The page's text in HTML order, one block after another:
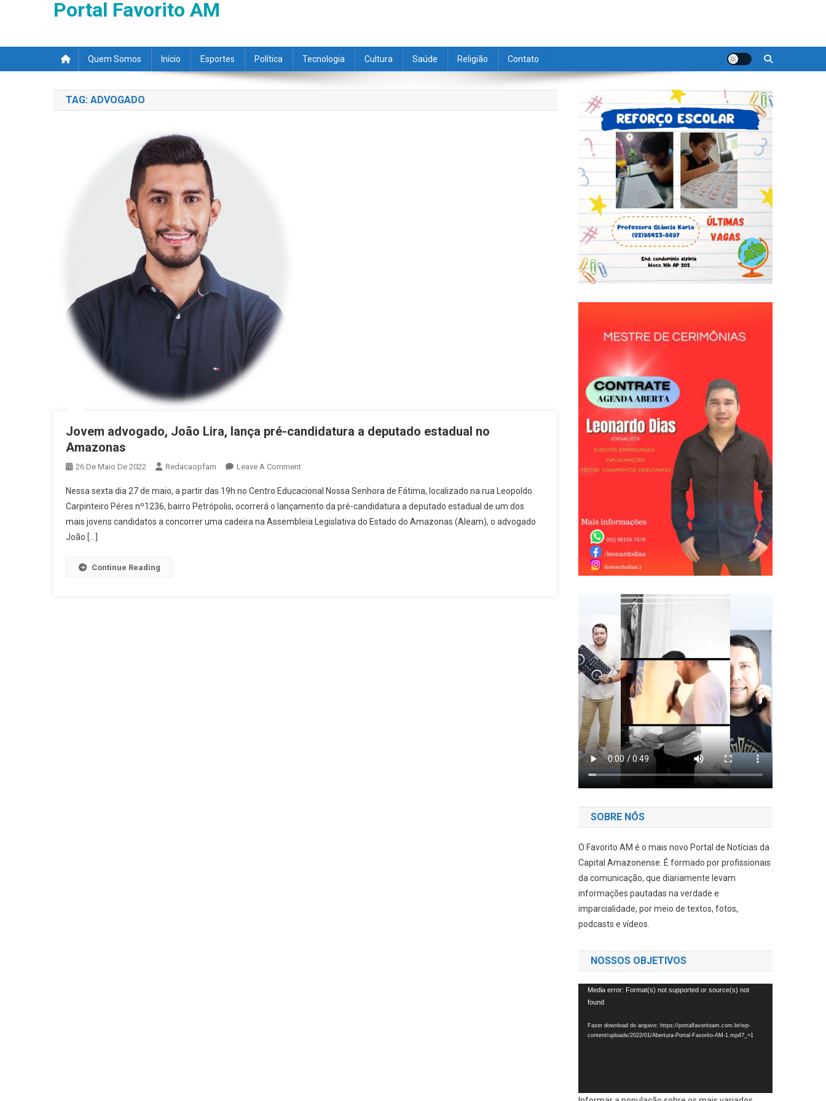
Portal Favorito AM
Quem Somos Início Esportes Política Tecnologia Cultura Saúde Religião Contato
TAG: ADVOGADO
Jovem advogado, João Lira, lança pré-candidatura a deputado estadual no
Amazonas
26 De Maio De 2022 Redacaopfam Leave A CommentOn
Advogado,
João
Lira,
Nessa sexta dia 27 de maio, a partir das 19h no Centro Educacional Nossa Senhora de Fátima, localizado na rua Leopoldo
Carpinteiro Péres nº1236, bairro Petrópolis, ocorrerá o lançamento da pré-candidatura a deputado estadual de um dos
mais jovens candidatos a concorrer uma cadeira na Assembleia Legislativa do Estado do Amazonas (Aleam), o advogado
João […]
Continue Reading
SOBRE NÓS
O Favorito AM é o mais novo Portal de Notícias da
Capital Amazonense. É formado por profissionais
da comunicação, que diariamente levam
informações pautadas na verdade e
imparcialidade, por meio de textos, fotos,
podcasts e vídeos.
NOSSOS OBJETIVOS
Tocador
vídeo
Media error: Format(s) not supported or source(s) not
found
Fazer download do arquivo: https://portalfavoritoam.com.br/wp-
content/uploads/2022/01/Abertura-Portal-Favorito-AM-1.mp4?_=1